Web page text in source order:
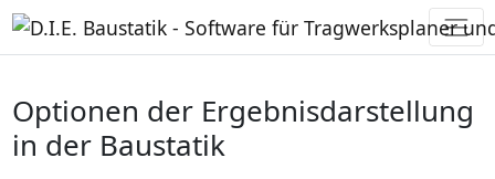
Optionen der Ergebnisdarstellung
in der Baustatik